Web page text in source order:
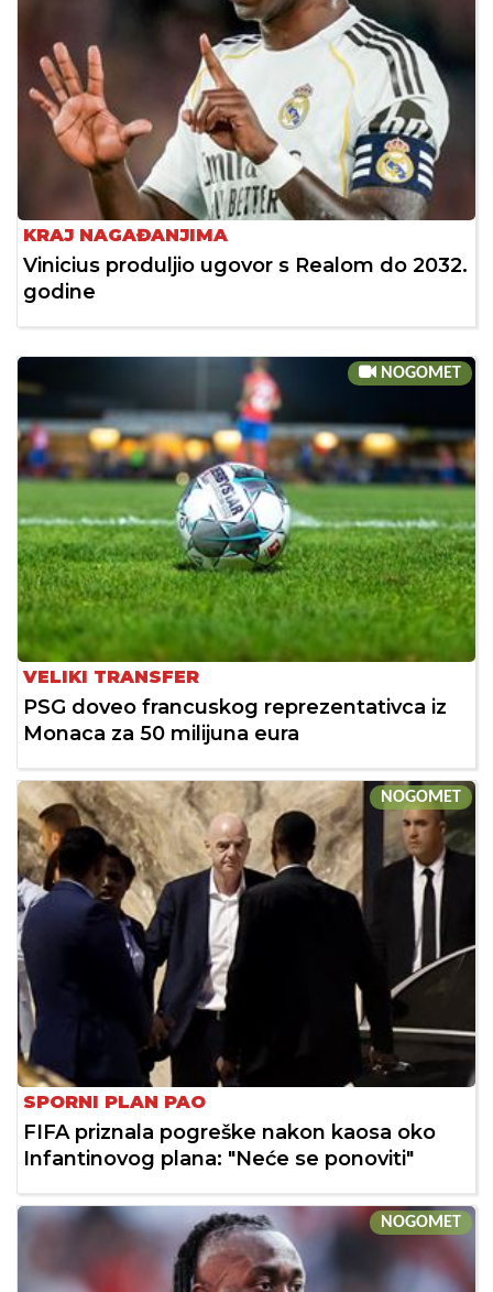
KRAJ NAGAĐANJIMA
Vinicius produljio ugovor s Realom do 2032.
godine
NOGOMET
VELIKI TRANSFER
PSG doveo francuskog reprezentativca iz
Monaca za 50 milijuna eura
NOGOMET
SPORNI PLAN PAO
FIFA priznala pogreške nakon kaosa oko
Infantinovog plana: "Neće se ponoviti"
NOGOMET